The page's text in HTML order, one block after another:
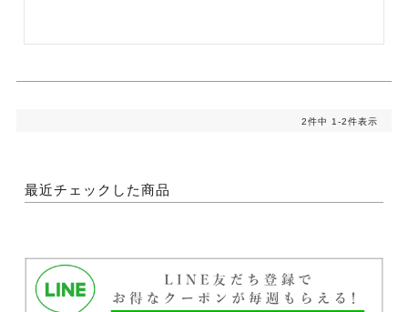
2件中 1-2件表示
最近チェックした商品